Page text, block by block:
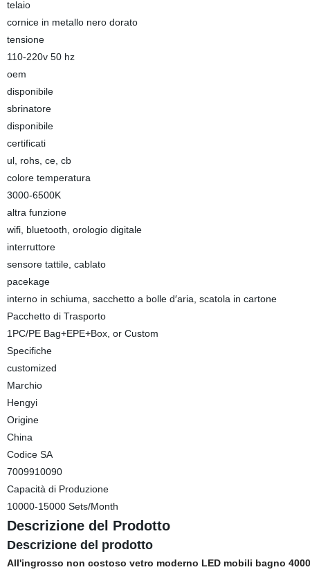
telaio
cornice in metallo nero dorato
tensione
110-220v 50 hz
oem
disponibile
sbrinatore
disponibile
certificati
ul, rohs, ce, cb
colore temperatura
3000-6500K
altra funzione
wifi, bluetooth, orologio digitale
interruttore
sensore tattile, cablato
pacekage
interno in schiuma, sacchetto a bolle d′aria, scatola in cartone
Pacchetto di Trasporto
1PC/PE Bag+EPE+Box, or Custom
Specifiche
customized
Marchio
Hengyi
Origine
China
Codice SA
7009910090
Capacità di Produzione
10000-15000 Sets/Month
Descrizione del Prodotto
Descrizione del prodotto
All'ingrosso non costoso vetro moderno LED mobili bagno